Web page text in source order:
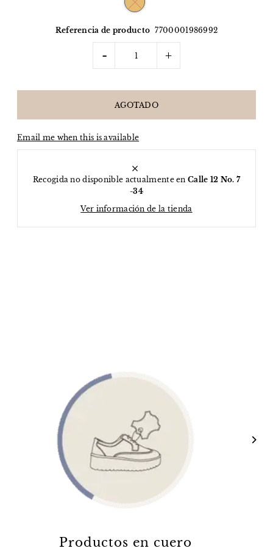
Referencia de producto 7700001986992
- +
Email me when this is available
Recogida no disponible actualmente enCalle 12 No. 7
-34
Ver información de la tienda
Productos en cuero